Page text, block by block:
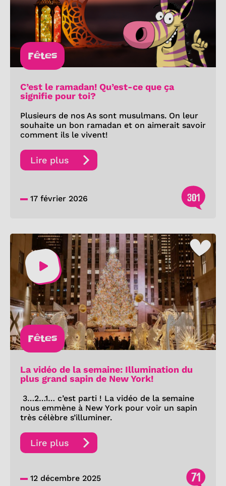
Fêtes
C’est le ramadan! Qu’est-ce que ça
signifie pour toi?
Plusieurs de nos As sont musulmans. On leur
souhaite un bon ramadan et on aimerait savoir
comment ils le vivent!
Lire plus
17 février 2026 301
Fêtes
La vidéo de la semaine: Illumination du
plus grand sapin de New York!
3…2…1… c’est parti ! La vidéo de la semaine
nous emmène à New York pour voir un sapin
très célèbre s’illuminer.
Lire plus
12 décembre 2025 71